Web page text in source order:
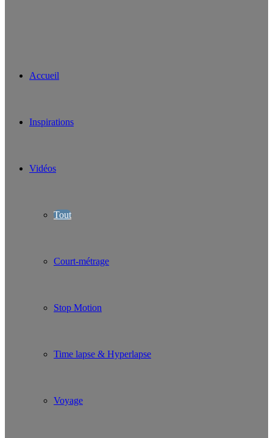
Accueil
Inspirations
Vidéos
Tout
Court-métrage
Stop Motion
Time lapse & Hyperlapse
Voyage